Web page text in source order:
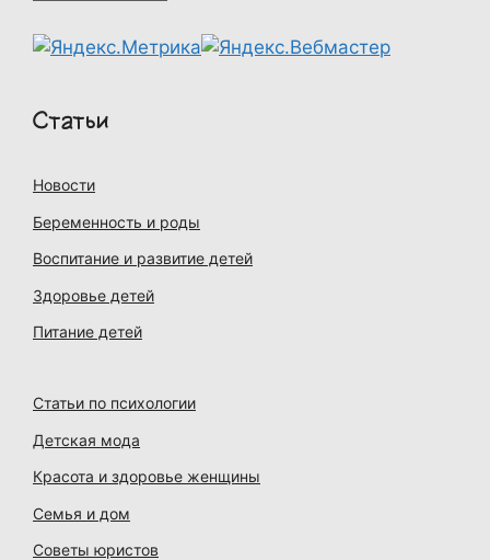
Статьи
Новости
Беременность и роды
Воспитание и развитие детей
Здоровье детей
Питание детей
Статьи по психологии
Детская мода
Красота и здоровье женщины
Семья и дом
Советы юристов